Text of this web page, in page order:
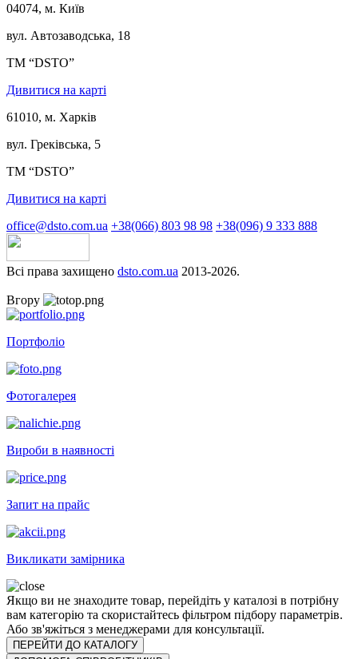
04074, м. Київ
вул. Автозаводська, 18
ТМ “DSTO”
Дивитися на карті
61010, м. Харків
вул. Греківська, 5
ТМ “DSTO”
Дивитися на карті
office@dsto.com.ua +38(066) 803 98 98 +38(096) 9 333 888
Всі права захищено dsto.com.ua 2013-2026.
Вгору
Портфоліо
Фотогалерея
Вироби в наявності
Запит на прайс
Викликати замірника
Якщо ви не знаходите товар, перейдіть у каталозі в потрібну
вам категорію та скористайтесь фільтром підбору параметрів.
Або зв'яжіться з менеджерами для консультації.
ПЕРЕЙТИ ДО КАТАЛОГУ